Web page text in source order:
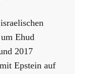
Ehud
2017
Epstein auf